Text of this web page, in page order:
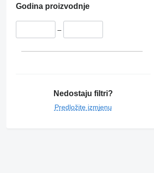
Godina proizvodnje
–
Nedostaju filtri?
Predložite izmjenu